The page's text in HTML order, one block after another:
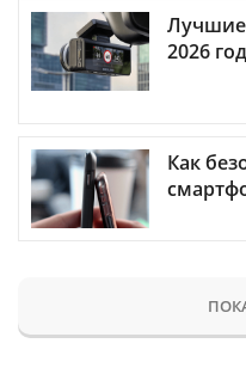
Лучшие
2026
Как